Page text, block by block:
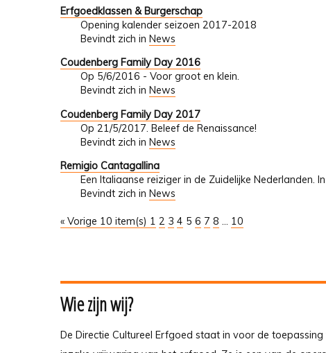
Erfgoedklassen & Burgerschap
Opening kalender seizoen 2017-2018
Bevindt zich in News
Coudenberg Family Day 2016
Op 5/6/2016 - Voor groot en klein.
Bevindt zich in News
Coudenberg Family Day 2017
Op 21/5/2017. Beleef de Renaissance!
Bevindt zich in News
Remigio Cantagallina
Een Italiaanse reiziger in de Zuidelijke
Bevindt zich in News
« Vorige 10 item(s) 1 2 3 4 5 6 7 8 ... 10
Wie zijn wij?
De Directie Cultureel Erfgoed staat in voor de